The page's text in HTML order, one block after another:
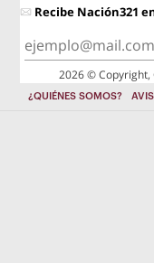
Recibe Nación321
2026 © Copyright,
¿QUIÉNES SOMOS?